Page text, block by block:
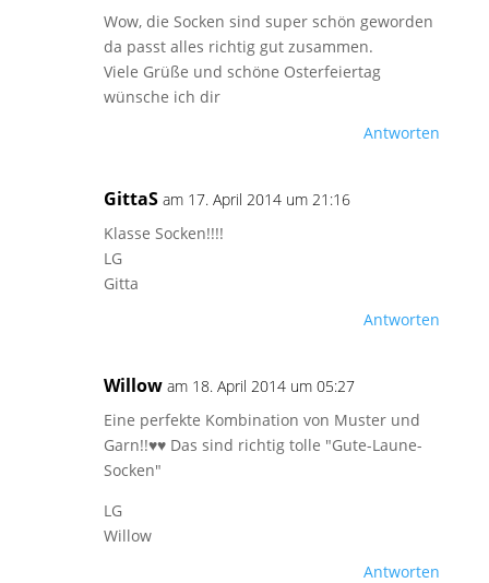
Wow, die Socken sind super schön geworden
da passt alles richtig gut zusammen.
Viele Grüße und schöne Osterfeiertag
wünsche ich dir
Antworten
GittaS am 17. April 2014 um 21:16
Klasse Socken!!!!
LG
Gitta
Antworten
Willow am 18. April 2014 um 05:27
Eine perfekte Kombination von Muster und
Garn!!♥♥ Das sind richtig tolle "Gute-Laune-
Socken"
LG
Willow
Antworten